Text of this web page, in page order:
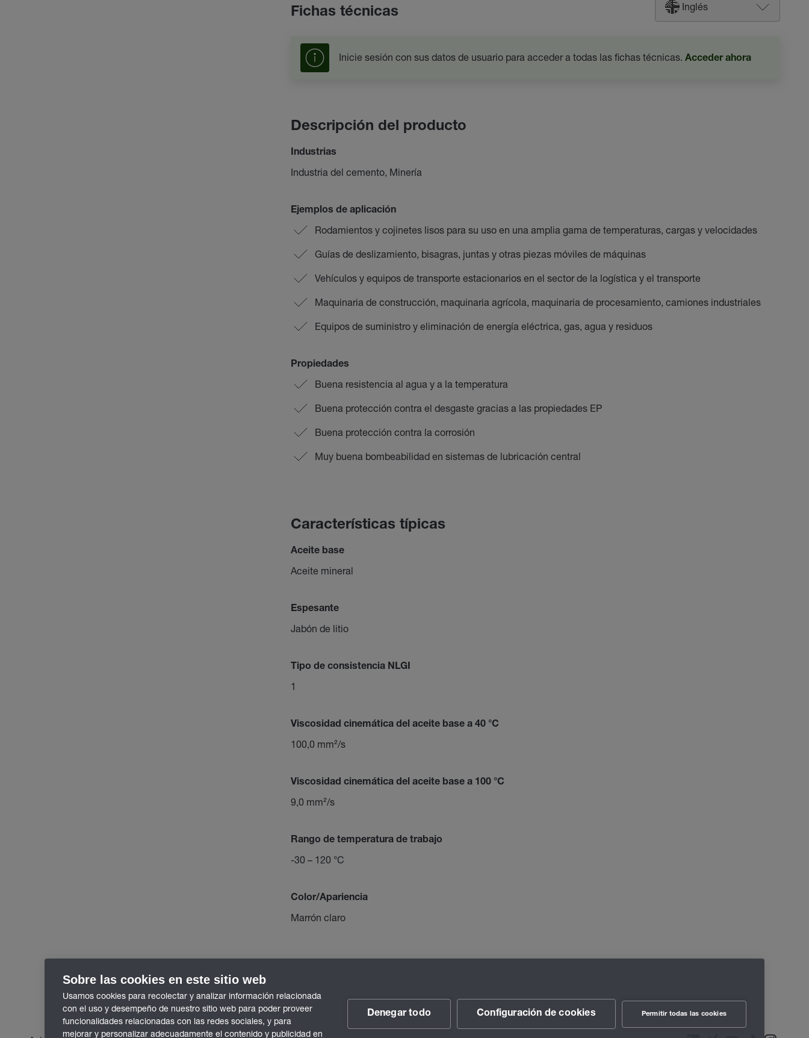
Fichas técnicas Inglés
Inicie sesión con sus datos de usuario para acceder a todas las fichas técnicas. Acceder ahora
Descripción del producto
Industrias
Industria del cemento, Minería
Ejemplos de aplicación
Rodamientos y cojinetes lisos para su uso en una amplia gama de temperaturas, cargas y velocidades
Guías de deslizamiento, bisagras, juntas y otras piezas móviles de máquinas
Vehículos y equipos de transporte estacionarios en el sector de la logística y el transporte
Maquinaria de construcción, maquinaria agrícola, maquinaria de procesamiento, camiones industriales
Equipos de suministro y eliminación de energía eléctrica, gas, agua y residuos
Propiedades
Buena resistencia al agua y a la temperatura
Buena protección contra el desgaste gracias a las propiedades EP
Buena protección contra la corrosión
Muy buena bombeabilidad en sistemas de lubricación central
Características típicas
Aceite base
Aceite mineral
Espesante
Jabón de litio
Tipo de consistencia NLGI
1
Viscosidad cinemática del aceite base a 40 °C
100,0 mm²/s
Viscosidad cinemática del aceite base a 100 °C
9,0 mm²/s
Rango de temperatura de trabajo
-30 – 120 °C
Color/Apariencia
Marrón claro
Sobre las cookies en este sitio web
Usamos cookies para recolectar y analizar información relacionada
con el uso y desempeño de nuestro sitio web para poder proveer
funcionalidades relacionadas con las redes sociales, y para
mejorar y personalizar adecuadamente el contenido y publicidad en
Denegar todo Configuración de cookies Permitir todas las cookies